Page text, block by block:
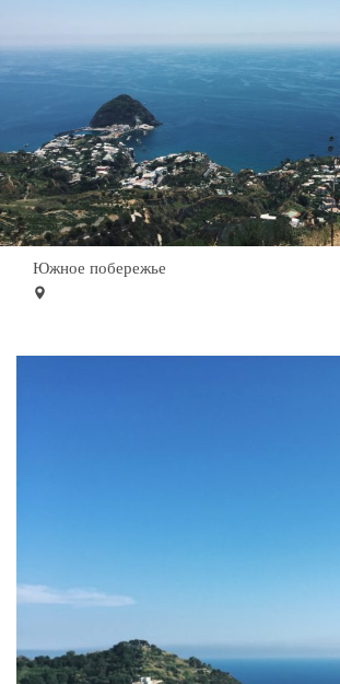
Южное побережье